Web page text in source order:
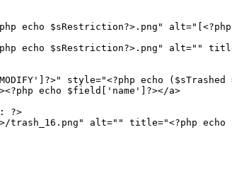
echo $sRestriction?>.png"
echo $sRestriction?>.png" alt=""
style="<?php echo
echo $field['name']?></a>
?>
trash_16.png" alt="" title="<?php echo